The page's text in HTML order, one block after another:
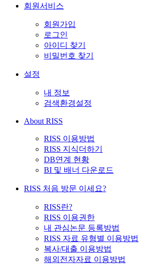
회원서비스
회원가입
로그인
아이디 찾기
비밀번호 찾기
설정
내 정보
검색환경설정
About RISS
RISS 이용방법
RISS 지식더하기
DB연계 현황
BI 및 배너 다운로드
RISS 처음 방문 이세요?
RISS란?
RISS 이용권한
내 관심논문 등록방법
RISS 자료 유형별 이용방법
복사/대출 이용방법
해외전자자료 이용방법